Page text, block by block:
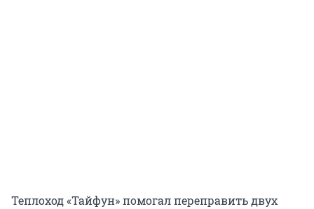
Теплоход «Тайфун» помогал переправить двух